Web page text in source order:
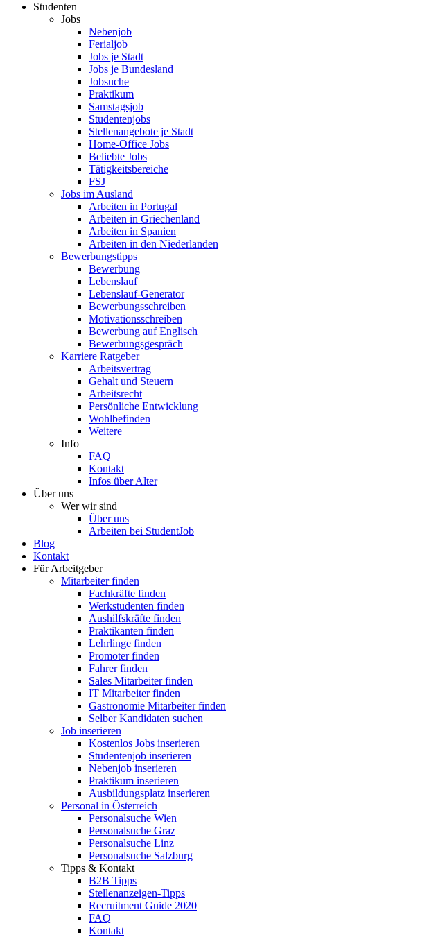
Studenten
Jobs
Nebenjob
Ferialjob
Jobs je Stadt
Jobs je Bundesland
Jobsuche
Praktikum
Samstagsjob
Studentenjobs
Stellenangebote je Stadt
Home-Office Jobs
Beliebte Jobs
Tätigkeitsbereiche
FSJ
Jobs im Ausland
Arbeiten in Portugal
Arbeiten in Griechenland
Arbeiten in Spanien
Arbeiten in den Niederlanden
Bewerbungstipps
Bewerbung
Lebenslauf
Lebenslauf-Generator
Bewerbungsschreiben
Motivationsschreiben
Bewerbung auf Englisch
Bewerbungsgespräch
Karriere Ratgeber
Arbeitsvertrag
Gehalt und Steuern
Arbeitsrecht
Persönliche Entwicklung
Wohlbefinden
Weitere
Info
FAQ
Kontakt
Infos über Alter
Über uns
Wer wir sind
Über uns
Arbeiten bei StudentJob
Blog
Kontakt
Für Arbeitgeber
Mitarbeiter finden
Fachkräfte finden
Werkstudenten finden
Aushilfskräfte finden
Praktikanten finden
Lehrlinge finden
Promoter finden
Fahrer finden
Sales Mitarbeiter finden
IT Mitarbeiter finden
Gastronomie Mitarbeiter finden
Selber Kandidaten suchen
Job inserieren
Kostenlos Jobs inserieren
Studentenjob inserieren
Nebenjob inserieren
Praktikum inserieren
Ausbildungsplatz inserieren
Personal in Österreich
Personalsuche Wien
Personalsuche Graz
Personalsuche Linz
Personalsuche Salzburg
Tipps & Kontakt
B2B Tipps
Stellenanzeigen-Tipps
Recruitment Guide 2020
FAQ
Kontakt